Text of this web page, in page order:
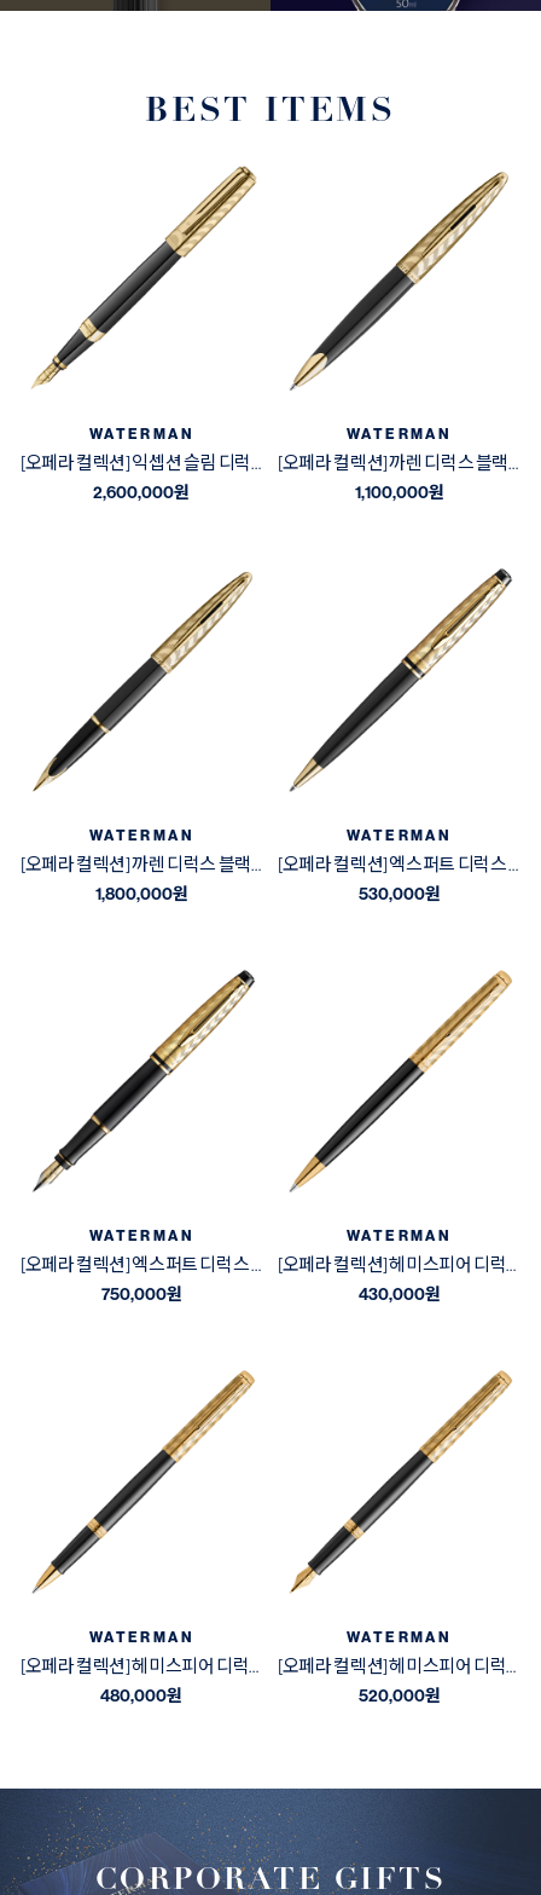
BEST ITEMS
WATERMAN
[오페라 컬렉션] 익셉션 슬림 디럭스 블랙&골드 GT 만년필
2,600,000원
WATERMAN
[오페라 컬렉션] 까렌 디럭스 블랙&골드 GT 볼펜
1,100,000원
WATERMAN
[오페라 컬렉션] 까렌 디럭스 블랙&골드 GT 만년필
1,800,000원
WATERMAN
[오페라 컬렉션] 엑스퍼트 디럭스 블랙&골드 GT 볼펜
530,000원
WATERMAN
[오페라 컬렉션] 엑스퍼트 디럭스 블랙&골드 GT 만년필
750,000원
WATERMAN
[오페라 컬렉션] 헤미스피어 디럭스 블랙&골드 GT 볼펜
430,000원
WATERMAN
[오페라 컬렉션] 헤미스피어 디럭스 블랙&골드 GT 수성펜
480,000원
WATERMAN
[오페라 컬렉션] 헤미스피어 디럭스 블랙&골드 GT 만년필
520,000원
CORPORATE GIFTS